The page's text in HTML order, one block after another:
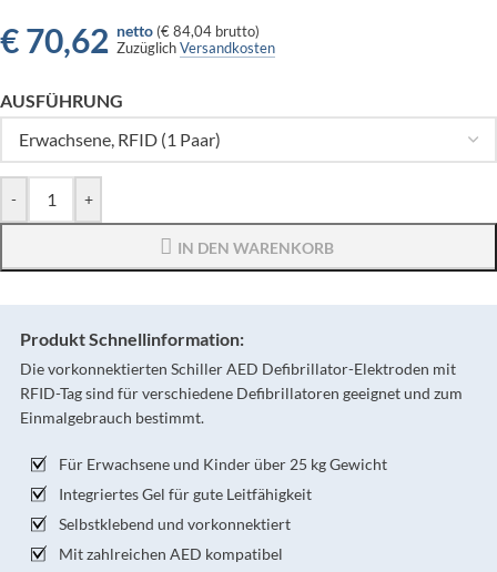
€70,62 netto (€ 84,04 brutto)
ZuzüglichVersandkosten
AUSFÜHRUNG
- +
IN DEN WARENKORB
Produkt Schnellinformation:
Die vorkonnektierten Schiller AED Defibrillator-Elektroden mit
RFID-Tag sind für verschiedene Defibrillatoren geeignet und zum
Einmalgebrauch bestimmt.
Für Erwachsene und Kinder über 25 kg Gewicht
Integriertes Gel für gute Leitfähigkeit
Selbstklebend und vorkonnektiert
Mit zahlreichen AED kompatibel